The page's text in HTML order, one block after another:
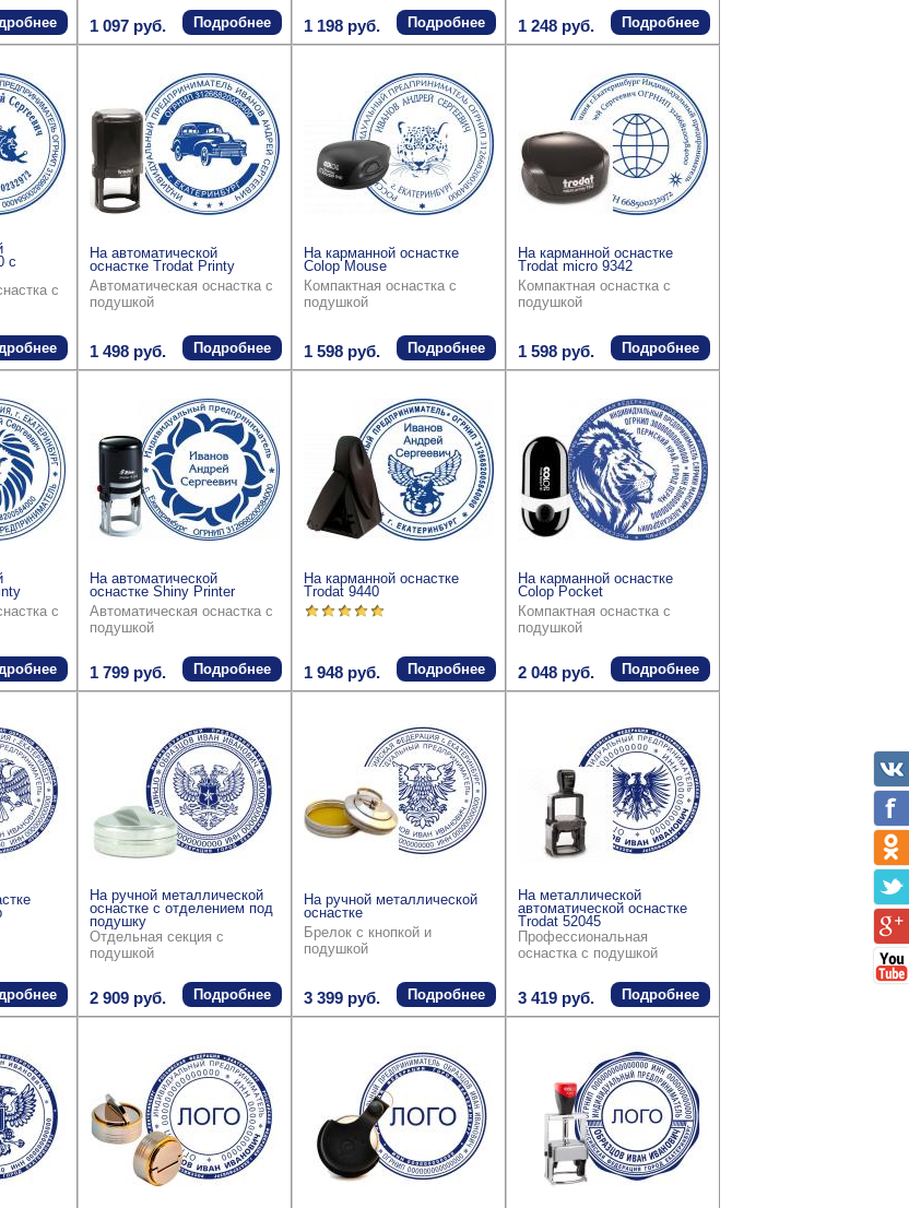
1 097 руб. Подробнее 1 198 руб. Подробнее 1 248 руб. Подробнее
с
с
На автоматической
оснастке Trodat Printy
Автоматическая оснастка с
подушкой
1 498 руб. Подробнее
На карманной оснастке
Colop Mouse
Компактная оснастка с
подушкой
1 598 руб. Подробнее
На карманной оснастке
Trodat micro 9342
Компактная оснастка с
подушкой
1 598 руб. Подробнее
с
На автоматической
оснастке Shiny Printer
Автоматическая оснастка с
подушкой
1 799 руб. Подробнее
На карманной оснастке
Trodat 9440
1 948 руб. Подробнее
На карманной оснастке
Colop Pocket
Компактная оснастка с
подушкой
2 048 руб. Подробнее
На ручной металлической
оснастке с отделением под
подушку
Отдельная секция с
подушкой
2 909 руб. Подробнее
На ручной металлической
оснастке
Брелок с кнопкой и
подушкой
3 399 руб. Подробнее
На металлической
автоматической оснастке
Trodat 52045
Профессиональная
оснастка с подушкой
3 419 руб. Подробнее